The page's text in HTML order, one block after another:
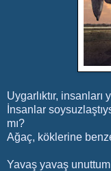
Uygarlıktır, insanları
İnsanlar
mı?
Ağaç, köklerine
Yavaş yavaş unuttum